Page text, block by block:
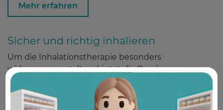
Mehr erfahren
Sicher und richtig inhalieren
Um die Inhalationstherapie besonders
wirksam zu gestalten, bietet die Pregizer
Apotheke Patienten eine Einweisung in ihr
Atemspray an. Erwachsene und Kinder, die ein
Arzneimittel zur Inhalation verordnet